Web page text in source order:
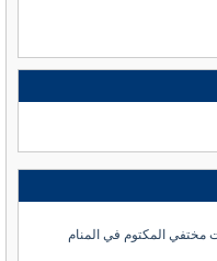
المكتوم في المنام